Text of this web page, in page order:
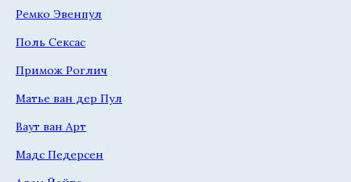
Ремко Эвенпул
Поль Сексас
Примож Роглич
Матье ван дер Пул
Ваут ван Арт
Мадс Педерсен